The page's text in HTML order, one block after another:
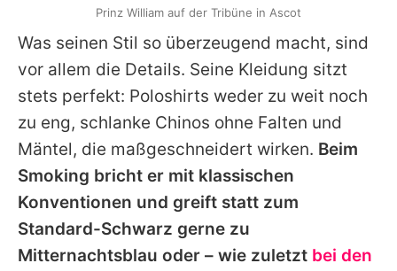
Was seinen Stil so überzeugend macht, sind
vor allem die Details. Seine Kleidung sitzt
stets perfekt: Poloshirts weder zu weit noch
zu eng, schlanke Chinos ohne Falten und
Mäntel, die maßgeschneidert wirken. Beim
Smoking bricht er mit klassischen
Konventionen und greift statt zum
Standard-Schwarz gerne zu
Mitternachtsblau oder – wie zuletzt bei den
Prinz William auf der Tribüne in Ascot